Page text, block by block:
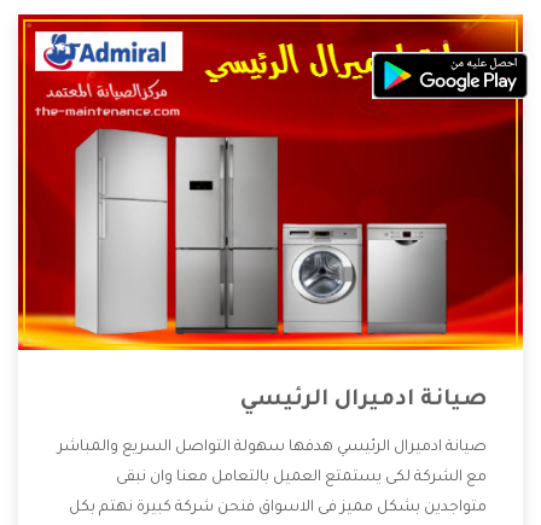
صيانة ادميرال الرئيسي
صيانة ادميرال الرئيسي هدفها سهولة التواصل السريع والمباشر
مع الشركة لكى يستمتع العميل بالتعامل معنا وان نبقى
متواجدين بشكل مميز فى الاسواق فنحن شركة كبيرة نهتم بكل